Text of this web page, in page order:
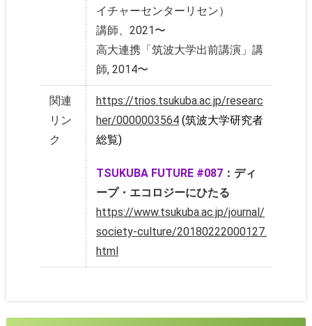
イチャーセンターリセン）
講師、2021〜
高大連携「筑波大学出前講演」講
師, 2014〜
関連
リン
ク
https://trios.tsukuba.ac.jp/researc
her/0000003564 (筑波大学研究者
総覧)
TSUKUBA FUTURE #087：ディ
ープ・エコロジーにひたる
https://www.tsukuba.ac.jp/journal/
society-culture/20180222000127.
html